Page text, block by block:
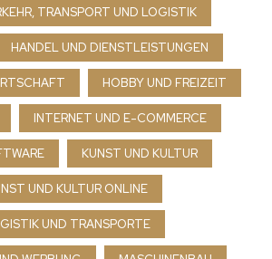
TRANSPORT UND LOGISTIK
HANDEL UND DIENSTLEISTUNGEN
HOBBY UND FREIZEIT
INTERNET UND E-COMMERCE
KUNST UND KULTUR
UND KULTUR ONLINE
UND TRANSPORTE